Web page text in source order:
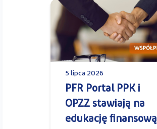
5 lipca 2026
PFR Portal PPK i
OPZZ stawiają na
edukację finansową